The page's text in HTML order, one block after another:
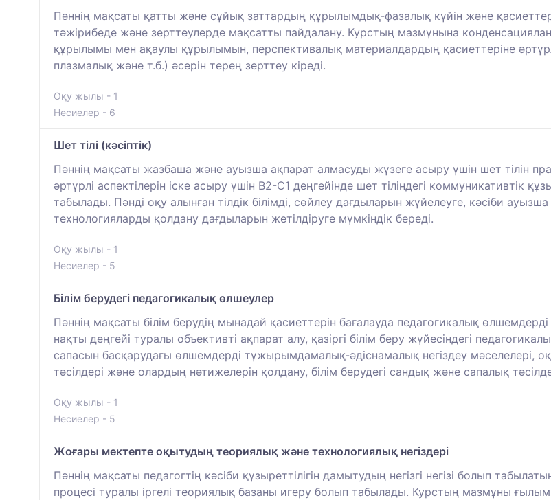
Пәннің мақсаты қатты және сұйық заттардың құрылымдық-фазалық күйін және
тәжірибеде және зерттеулерде мақсатты пайдалану. Курстың мазмұнына
құрылымы мен ақаулы құрылымын, перспективалық материалдардың қасиеттеріне
плазмалық және т.б.) әсерін терең зерттеу кіреді.
Оқу жылы - 1
Несиелер - 6
Шет тілі (кәсіптік)
Пәннің мақсаты жазбаша және ауызша ақпарат алмасуды жүзеге асыру үшін шет тілін
әртүрлі аспектілерін іске асыру үшін В2-С1 деңгейінде шет тіліндегі коммуникативтік
табылады. Пәнді оқу алынған тілдік білімді, сөйлеу дағдыларын жүйелеуге, кәсіби
технологияларды қолдану дағдыларын жетілдіруге мүмкіндік береді.
Оқу жылы - 1
Несиелер - 5
Білім берудегі педагогикалық өлшеулер
Пәннің мақсаты білім берудің мынадай қасиеттерін бағалауда педагогикалық
нақты деңгейі туралы объективті ақпарат алу, қазіргі білім беру жүйесіндегі
сапасын басқарудағы өлшемдерді тұжырымдамалық-әдіснамалық негіздеу мәселелері,
тәсілдері және олардың нәтижелерін қолдану, білім берудегі сандық және сапалық
Оқу жылы - 1
Несиелер - 5
Жоғары мектепте оқытудың теориялық және технологиялық негіздері
Пәннің мақсаты педагогтің кәсіби құзыреттілігін дамытудың негізгі негізі болып
процесі туралы іргелі теориялық базаны игеру болып табылады. Курстың мазмұны